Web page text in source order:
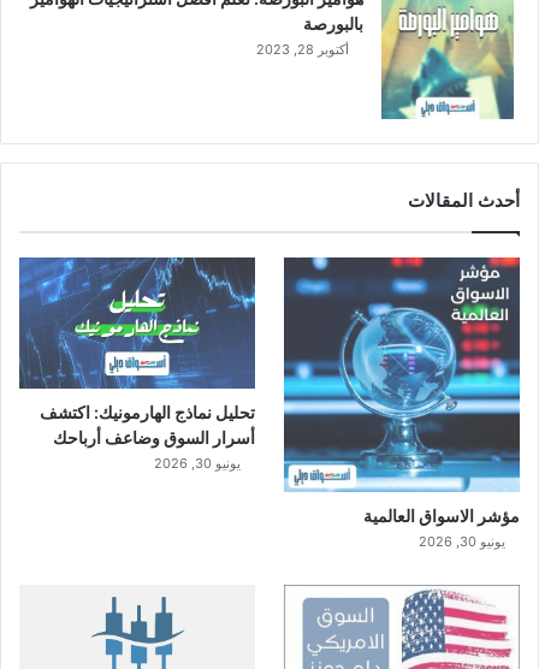
بالبورصة
أكتوبر 28, 2023
أحدث المقالات
مؤشر الاسواق العالمية
يونيو 30, 2026
تحليل نماذج الهارمونيك: اكتشف
أسرار السوق وضاعف أرباحك
يونيو 30, 2026